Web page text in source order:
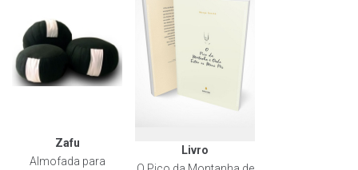
Zafu
Almofada para
Livro